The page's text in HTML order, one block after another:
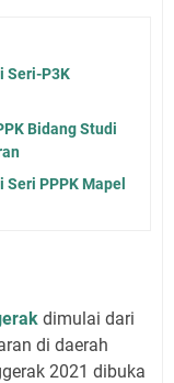
Seri-P3K
Bidang Studi
Seri PPPK Mapel
dimulai dari
di daerah
2021 dibuka